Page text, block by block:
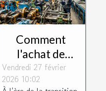
Comment
l'achat de
matériel
reconditionné
Vendredi 27 février
2026 10:02